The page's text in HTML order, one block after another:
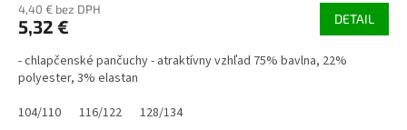
4,40 € bez DPH
5,32 € DETAIL
- chlapčenské pančuchy - atraktívny vzhľad 75% bavlna, 22%
polyester, 3% elastan
104/110
116/122 128/134